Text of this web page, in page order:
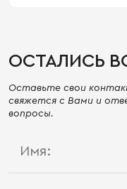
ОСТАЛИСЬ
Оставьте свои
свяжется с Вами и
вопросы.